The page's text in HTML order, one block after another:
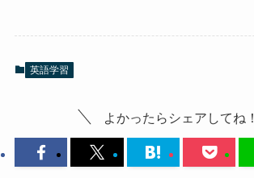
英語学習
よかったらシェアしてね！